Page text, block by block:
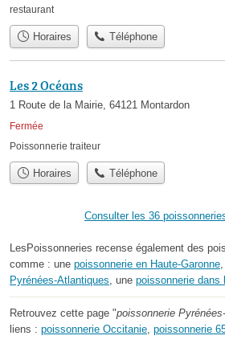
restaurant
Horaires Téléphone
Les 2 Océans
1 Route de la Mairie, 64121 Montardon
Fermée
Poissonnerie traiteur
Horaires Téléphone
Consulter les 36
LesPoissonneries recense également des
comme : une poissonnerie en Haute-Garonne
Pyrénées-Atlantiques , une poissonnerie dans
Retrouvez cette page "poissonnerie
liens : poissonnerie Occitanie poissonnerie